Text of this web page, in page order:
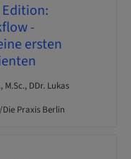
-
ersten
M.Sc., DDr. Lukas
Praxis Berlin